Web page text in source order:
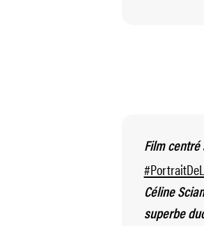
Film centré
Céline
superbe